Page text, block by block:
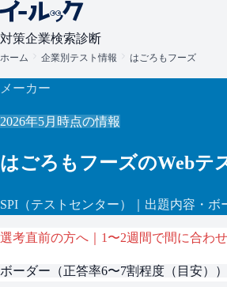
対策企業検索診断
ホーム 企業別テスト情報 はごろもフーズ
メーカー
2026年5月 時点の情報
はごろもフーズのWebテ
SPI （テストセンター） ｜出題内容・
選考直前の方へ｜1〜2週間で間に合わ
ボーダー（正答率6〜7割程度（目安）